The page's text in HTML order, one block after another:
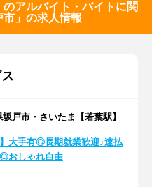
のアルバイト・バイトに関
」の求人情報
戸市・さいたま【若葉駅】
】大手有◎長期就業歓迎♪速払
おしゃれ自由